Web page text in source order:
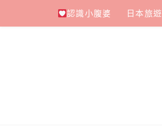
content
認識小腹婆 日本旅遊